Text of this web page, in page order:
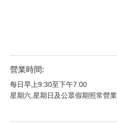
營業時間:
每日早上9:30至下午7:00
星期六,星期日及公眾假期照常營業